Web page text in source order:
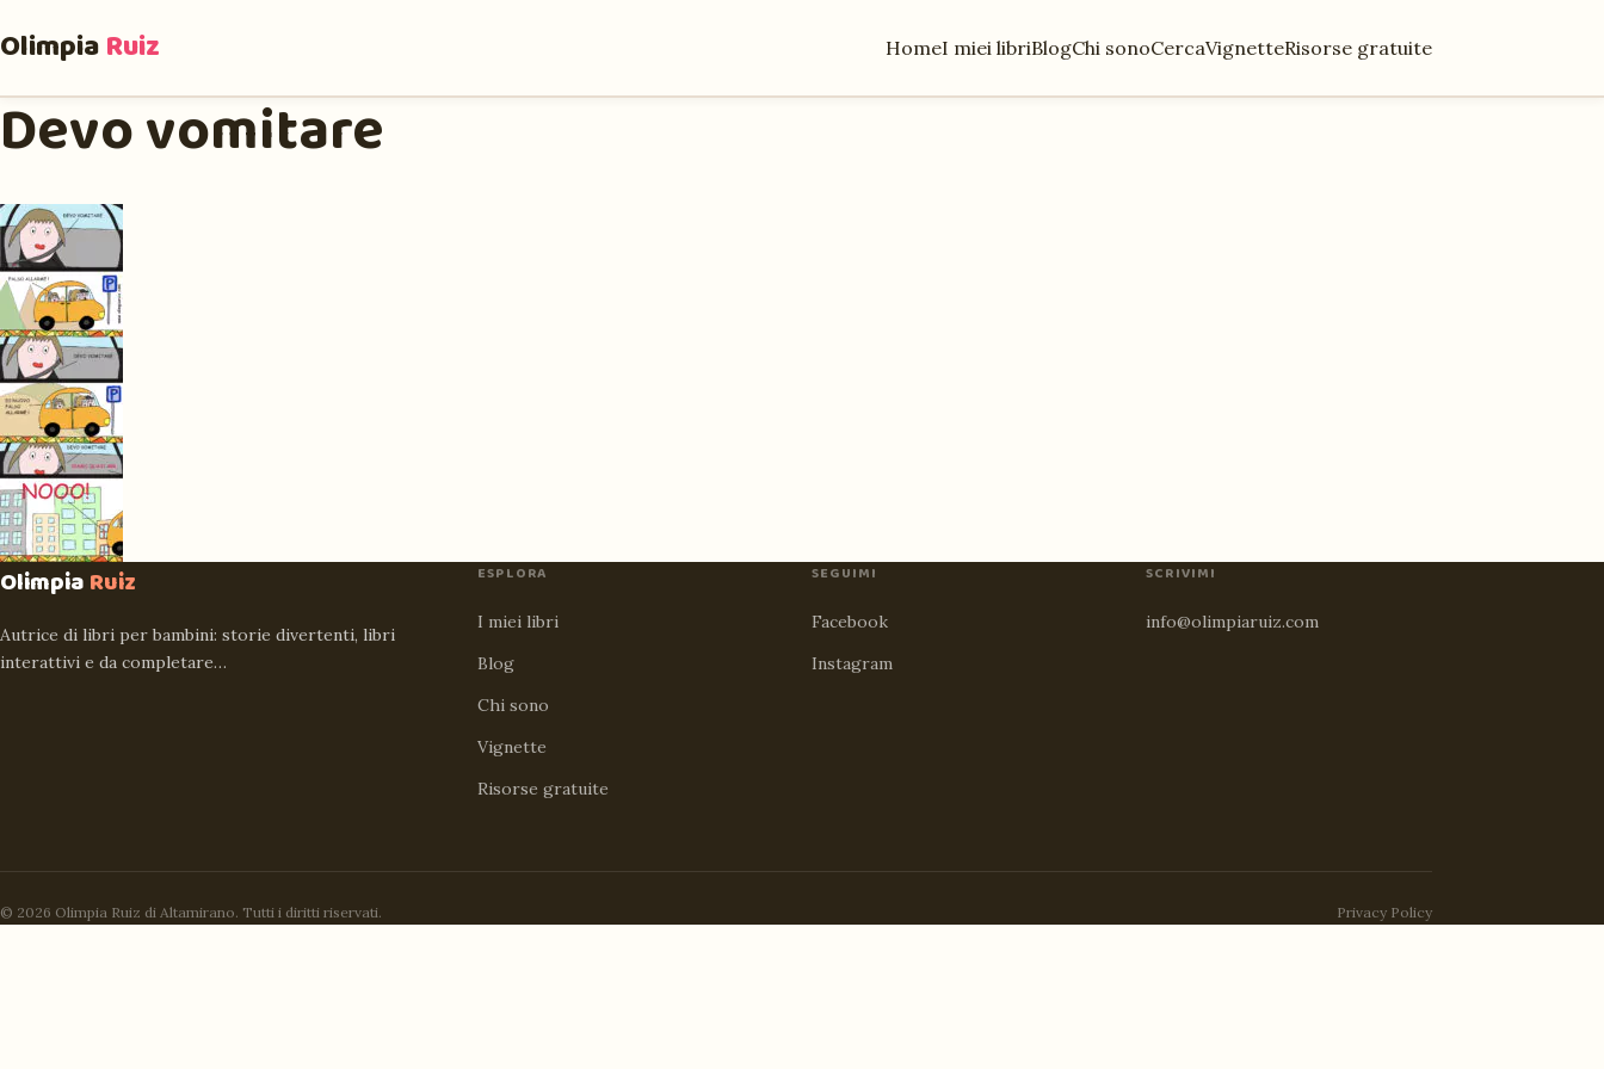
OlimpiaRuiz HomeI miei libriBlogChi sonoCercaVignetteRisorse gratuite
Devo vomitare
OlimpiaRuiz
Autrice di libri per bambini: storie divertenti, libri
interattivi e da completare…
ESPLORA
I miei libri
Blog
Chi sono
Vignette
Risorse gratuite
SEGUIMI
Facebook
Instagram
SCRIVIMI
info@olimpiaruiz.com
© 2026 Olimpia Ruiz di Altamirano. Tutti i diritti riservati. Privacy Policy